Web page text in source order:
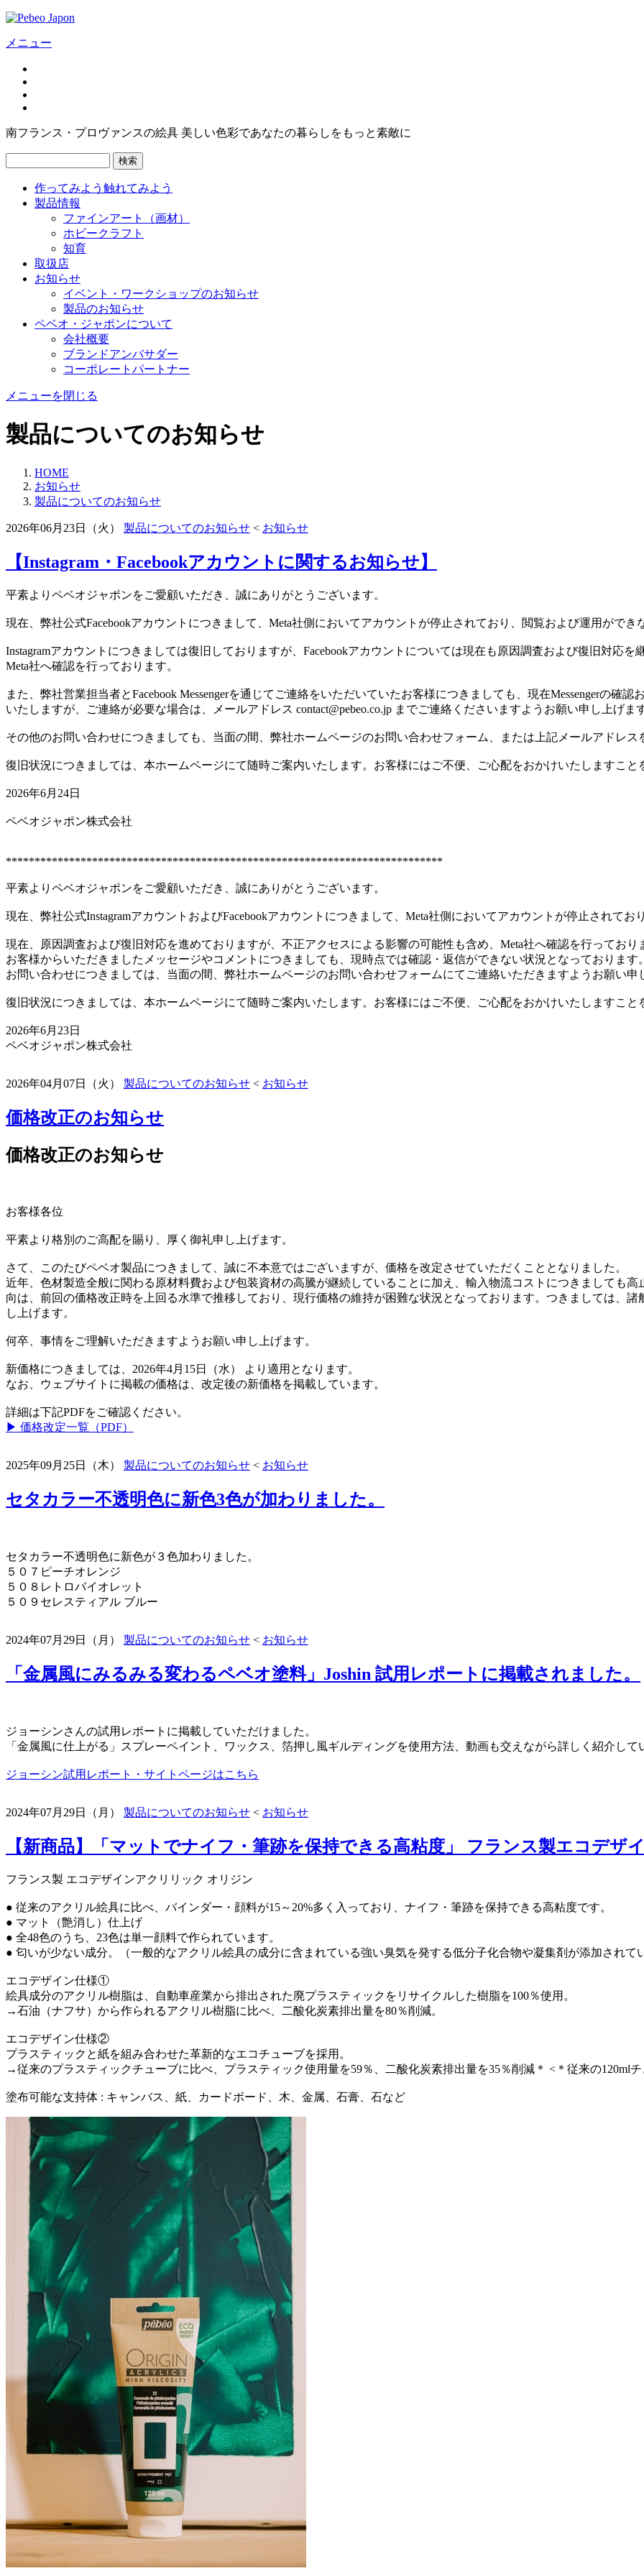
メニュー
南フランス・プロヴァンスの絵具 美しい色彩であなたの暮らしをもっと素敵に
検索
作ってみよう 触れてみよう
製品情報
ファインアート（画材）
ホビークラフト
知育
取扱店
お知らせ
イベント・ワークショップのお知らせ
製品のお知らせ
ペベオ・ジャポンについて
会社概要
ブランドアンバサダー
コーポレートパートナー
メニューを閉じる
製品についてのお知らせ
HOME
お知らせ
製品についてのお知らせ
2026年06月23日（火） 製品についてのお知らせ < お知らせ
【Instagram・Facebookアカウントに関するお知らせ】
平素よりペベオジャポンをご愛顧いただき、誠にありがとうございます。
現在、弊社公式Facebookアカウントにつきまして、Meta社側においてアカウントが停止されており、閲覧および運用ができ
Instagramアカウントにつきましては復旧しておりますが、Facebookアカウントについては現在も原因調査および復旧対応
Meta社へ確認を行っております。
また、弊社営業担当者とFacebook Messengerを通じてご連絡をいただいていたお客様につきましても、現在Messengerの確
いたしますが、ご連絡が必要な場合は、メールアドレス contact@pebeo.co.jp までご連絡くださいますようお願い申し上げます
その他のお問い合わせにつきましても、当面の間、弊社ホームページのお問い合わせフォーム、または上記メールアドレス
復旧状況につきましては、本ホームページにて随時ご案内いたします。お客様にはご不便、ご心配をおかけいたしますこと
2026年6月24日
ペベオジャポン株式会社
****************************************************************************
平素よりペベオジャポンをご愛顧いただき、誠にありがとうございます。
現在、弊社公式InstagramアカウントおよびFacebookアカウントにつきまして、Meta社側においてアカウントが停止されて
現在、原因調査および復旧対応を進めておりますが、不正アクセスによる影響の可能性も含め、Meta社へ確認を行っており
お客様からいただきましたメッセージやコメントにつきましても、現時点では確認・返信ができない状況となっております。
お問い合わせにつきましては、当面の間、弊社ホームページのお問い合わせフォームにてご連絡いただきますようお願い申
復旧状況につきましては、本ホームページにて随時ご案内いたします。お客様にはご不便、ご心配をおかけいたしますこと
2026年6月23日
ペベオジャポン株式会社
2026年04月07日（火） 製品についてのお知らせ < お知らせ
価格改正のお知らせ
価格改正のお知らせ
お客様各位
平素より格別のご高配を賜り、厚く御礼申し上げます。
さて、このたびペベオ製品につきまして、誠に不本意ではございますが、価格を改定させていただくこととなりました。
近年、色材製造全般に関わる原材料費および包装資材の高騰が継続していることに加え、輸入物流コストにつきましても
向は、前回の価格改正時を上回る水準で推移しており、現行価格の維持が困難な状況となっております。つきましては、
し上げます。
何卒、事情をご理解いただきますようお願い申し上げます。
新価格につきましては、2026年4月15日（水） より適用となります。
なお、ウェブサイトに掲載の価格は、改定後の新価格を掲載しています。
詳細は下記PDFをご確認ください。
▶ 価格改定一覧（PDF）
2025年09月25日（木） 製品についてのお知らせ < お知らせ
セタカラー不透明色に新色3色が加わりました。
セタカラー不透明色に新色が３色加わりました。
５０７ピーチオレンジ
５０８レトロバイオレット
５０９セレスティアル ブルー
2024年07月29日（月） 製品についてのお知らせ < お知らせ
「金属風にみるみる変わるペベオ塗料」Joshin 試用レポートに掲載されました。
ジョーシンさんの試用レポートに掲載していただけました。
「金属風に仕上がる」スプレーペイント、ワックス、箔押し風ギルディングを使用方法、動画も交えながら詳しく紹介して
ジョーシン試用レポート・サイトページはこちら
2024年07月29日（月） 製品についてのお知らせ < お知らせ
【新商品】「マットでナイフ・筆跡を保持できる高粘度」 フランス製エコデザ
フランス製 エコデザインアクリリック オリジン
● 従来のアクリル絵具に比べ、バインダー・顔料が15～20%多く入っており、ナイフ・筆跡を保持できる高粘度です。
● マット（艶消し）仕上げ
● 全48色のうち、23色は単一顔料で作られています。
● 匂いが少ない成分。（一般的なアクリル絵具の成分に含まれている強い臭気を発する低分子化合物や凝集剤が添加されて
エコデザイン仕様①
絵具成分のアクリル樹脂は、自動車産業から排出された廃プラスティックをリサイクルした樹脂を100％使用。
→石油（ナフサ）から作られるアクリル樹脂に比べ、二酸化炭素排出量を80％削減。
エコデザイン仕様②
プラスティックと紙を組み合わせた革新的なエコチューブを採用。
→従来のプラスティックチューブに比べ、プラスティック使用量を59％、二酸化炭素排出量を35％削減＊ <＊従来の120ml
塗布可能な支持体 : キャンバス、紙、カードボード、木、金属、石膏、石など